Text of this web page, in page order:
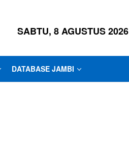
SABTU, 8 AGUSTUS 2026
DATABASE JAMBI